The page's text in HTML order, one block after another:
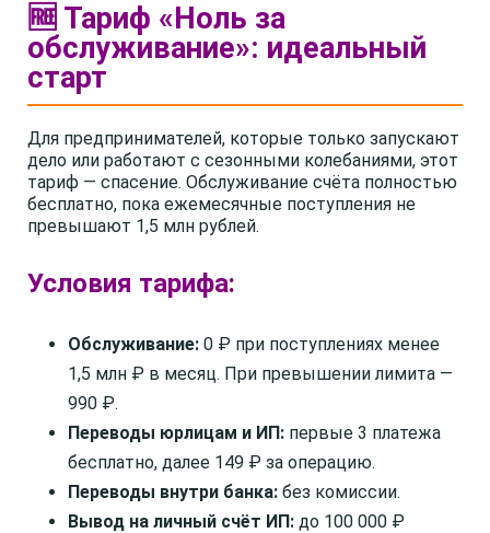
🆓 Тариф «Ноль за
обслуживание»: идеальный
старт
Для предпринимателей, которые только запускают
дело или работают с сезонными колебаниями, этот
тариф — спасение. Обслуживание счёта полностью
бесплатно, пока ежемесячные поступления не
превышают 1,5 млн рублей.
Условия тарифа:
Обслуживание: 0 ₽ при поступлениях менее
1,5 млн ₽ в месяц. При превышении лимита —
990 ₽.
Переводы юрлицам и ИП: первые 3 платежа
бесплатно, далее 149 ₽ за операцию.
Переводы внутри банка: без комиссии.
Вывод на личный счёт ИП: до 100 000 ₽